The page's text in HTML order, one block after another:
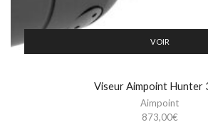
VOIR
Viseur Aimpoint Hunter
Aimpoint
873,00€